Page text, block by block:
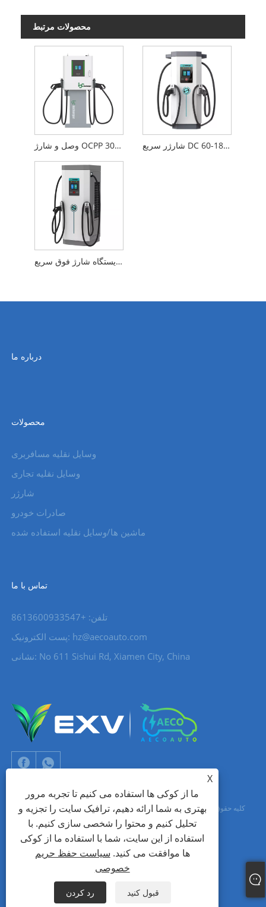
محصولات مرتبط
وصل و شارژ OCPP 30-60KW DC Wallbox شارژر سریع DC 60-180KW OCPP
ایستگاه شارژ فوق سریع OCPP 240-420KW
درباره ما
محصولات
وسایل نقلیه مسافربری
وسایل نقلیه تجاری
شارژر
صادرات خودرو
ماشین ها/وسایل نقلیه استفاده شده
تماس با ما
تلفن: +8613600933547
پست الکترونیک: hz@aecoauto.com
نشانی: No 611 Sishui Rd, Xiamen City, China
حق چاپ © 2024 Xiamen Aecoauto Technology Co., Ltd. کلیه حقوق محفوظ
پشتیبانی فنی وب سایت:
شبکه TIANYU
RSS
XML
سیاست حفظ حریم خصوصی
X
ما از کوکی ها استفاده می کنیم تا تجربه مرور
بهتری به شما ارائه دهیم، ترافیک سایت را تجزیه و
تحلیل کنیم و محتوا را شخصی سازی کنیم. با
استفاده از این سایت، شما با استفاده ما از کوکی
ها موافقت می کنید. سیاست حفظ حریم
خصوصی
رد کردن قبول کنید